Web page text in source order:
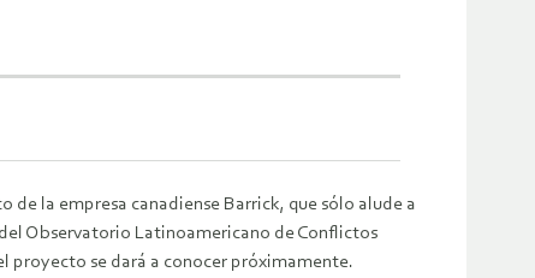
la empresa canadiense Barrick, que sólo alude a
Observatorio Latinoamericano de Conflictos
proyecto se dará a conocer próximamente.